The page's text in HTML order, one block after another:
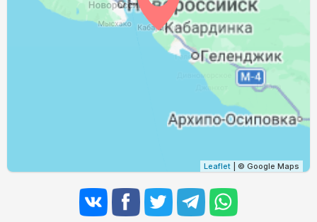
04:17 05:49 12:29 16:12 19:07
Leaflet | © Google Maps